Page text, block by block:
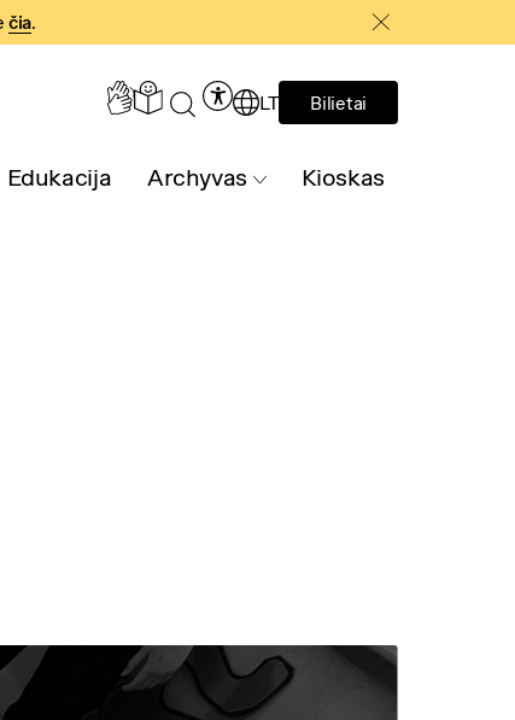
čia.
LT Bilietai
Edukacija Archyvas Kioskas